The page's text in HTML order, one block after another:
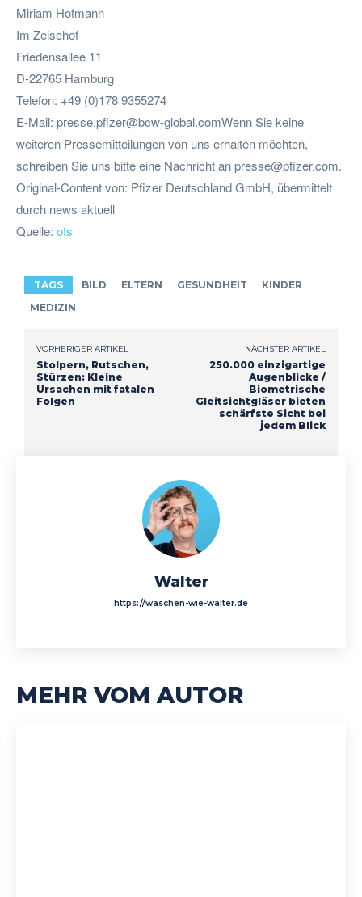
Miriam Hofmann
Im Zeisehof
Friedensallee 11
D-22765 Hamburg
Telefon: +49 (0)178 9355274
E-Mail: presse.pfizer@bcw-global.comWennSie keine
weiteren Pressemitteilungen von uns erhalten möchten,
schreiben Sie uns bitte eine Nachricht anpresse@pfizer.com.
Original-Content von: Pfizer Deutschland GmbH, übermittelt
durch news aktuell
Quelle: ots
TAGS BILD ELTERN GESUNDHEIT
KINDER
MEDIZIN
VORHERIGER ARTIKEL
Stolpern, Rutschen,
Stürzen: Kleine
Ursachen mit fatalen
Folgen
NÄCHSTER ARTIKEL
250.000 einzigartige
Augenblicke /
Biometrische
Gleitsichtgläser bieten
schärfste Sicht bei
jedem Blick
Walter
https://waschen-wie-walter.de
MEHR VOM AUTOR